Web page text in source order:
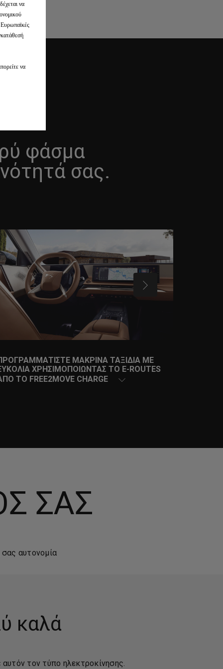
φάσμα
σας.
ΜΑΚΡΙΝΆ ΤΑΞΊΔΙΑ ΜΕ
ΧΡΗΣΙΜΟΠΟΙΏΝΤΑΣ ΤΟ E-ROUTES
ΤΟ FREE2MOVE CHARGE
ΕΠΟΜΕΝΟ
ΣΑΣ
αυτονομία
καλά
τον τύπο ηλεκτροκίνησης.
να
να